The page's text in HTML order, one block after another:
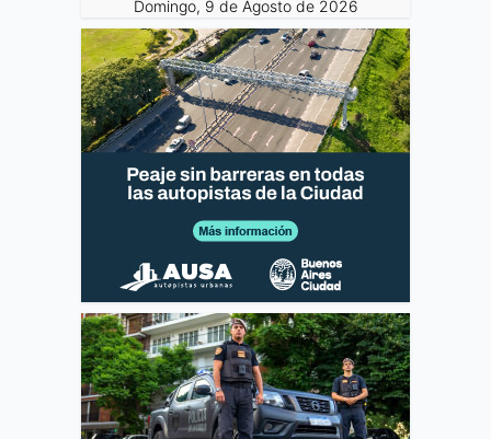
Domingo, 9 de Agosto de 2026